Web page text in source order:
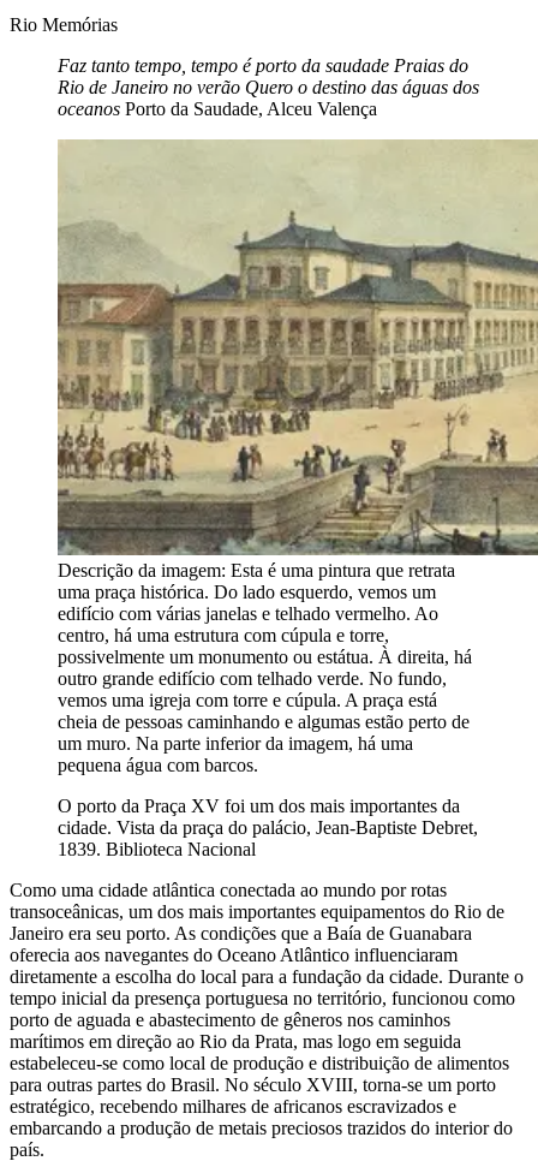
Rio Memórias
Faz tanto tempo, tempo é porto da saudade Praias do
Rio de Janeiro no verão Quero o destino das águas dos
oceanos Porto da Saudade, Alceu Valença
Descrição da imagem: Esta é uma pintura que retrata
uma praça histórica. Do lado esquerdo, vemos um
edifício com várias janelas e telhado vermelho. Ao
centro, há uma estrutura com cúpula e torre,
possivelmente um monumento ou estátua. À direita, há
outro grande edifício com telhado verde. No fundo,
vemos uma igreja com torre e cúpula. A praça está
cheia de pessoas caminhando e algumas estão perto de
um muro. Na parte inferior da imagem, há uma
pequena água com barcos.
O porto da Praça XV foi um dos mais importantes da
cidade. Vista da praça do palácio, Jean-Baptiste Debret,
1839. Biblioteca Nacional
Como uma cidade atlântica conectada ao mundo por rotas
transoceânicas, um dos mais importantes equipamentos do Rio de
Janeiro era seu porto. As condições que a Baía de Guanabara
oferecia aos navegantes do Oceano Atlântico influenciaram
diretamente a escolha do local para a fundação da cidade. Durante o
tempo inicial da presença portuguesa no território, funcionou como
porto de aguada e abastecimento de gêneros nos caminhos
marítimos em direção ao Rio da Prata, mas logo em seguida
estabeleceu-se como local de produção e distribuição de alimentos
para outras partes do Brasil. No século XVIII, torna-se um porto
estratégico, recebendo milhares de africanos escravizados e
embarcando a produção de metais preciosos trazidos do interior do
país.